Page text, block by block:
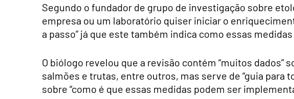
Segundo o fundador de grupo de investigação sobre
empresa ou um laboratório quiser iniciar o
a passo” já que este também indica como essas medidas
O biólogo revelou que a revisão contém “muitos dados”
salmões e trutas, entre outros, mas serve de “guia para
sobre “como é que essas medidas podem ser